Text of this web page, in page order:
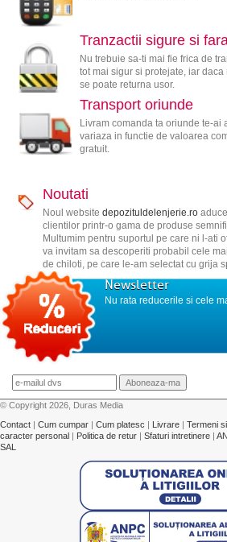
Tranzactii sigure si
Nu trebuie sa-ti mai fie frica de
tot mai sigur si protejate, iar
se poate returna usor.
Transport oriunde
Livram comanda ta oriunde te-ai
variaza in functie de valoarea
gratuit.
Noutati
Noul website depozituldelenjerie.ro
clientilor printr-o gama de produse
Multumim pentru suportul pe care ni l-ati
va invitam sa descoperiti probabil cele
de chiloti, pe care le-am selectat cu grija
Newsletter
Nu rata reducerile si cele
© Copyright 2026, Duras Media
Contact | Cum cumpar | Cum platesc | Livrare | Termeni
caracter personal | Politica de retur | Sfaturi intretinere |
SAL